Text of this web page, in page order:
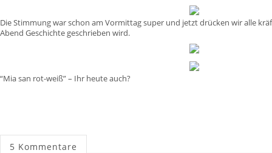
Die Stimmung war schon am Vormittag super und jetzt drücken wir alle
Abend Geschichte geschrieben wird.
“Mia san rot-weiß” – Ihr heute auch?
5 Kommentare